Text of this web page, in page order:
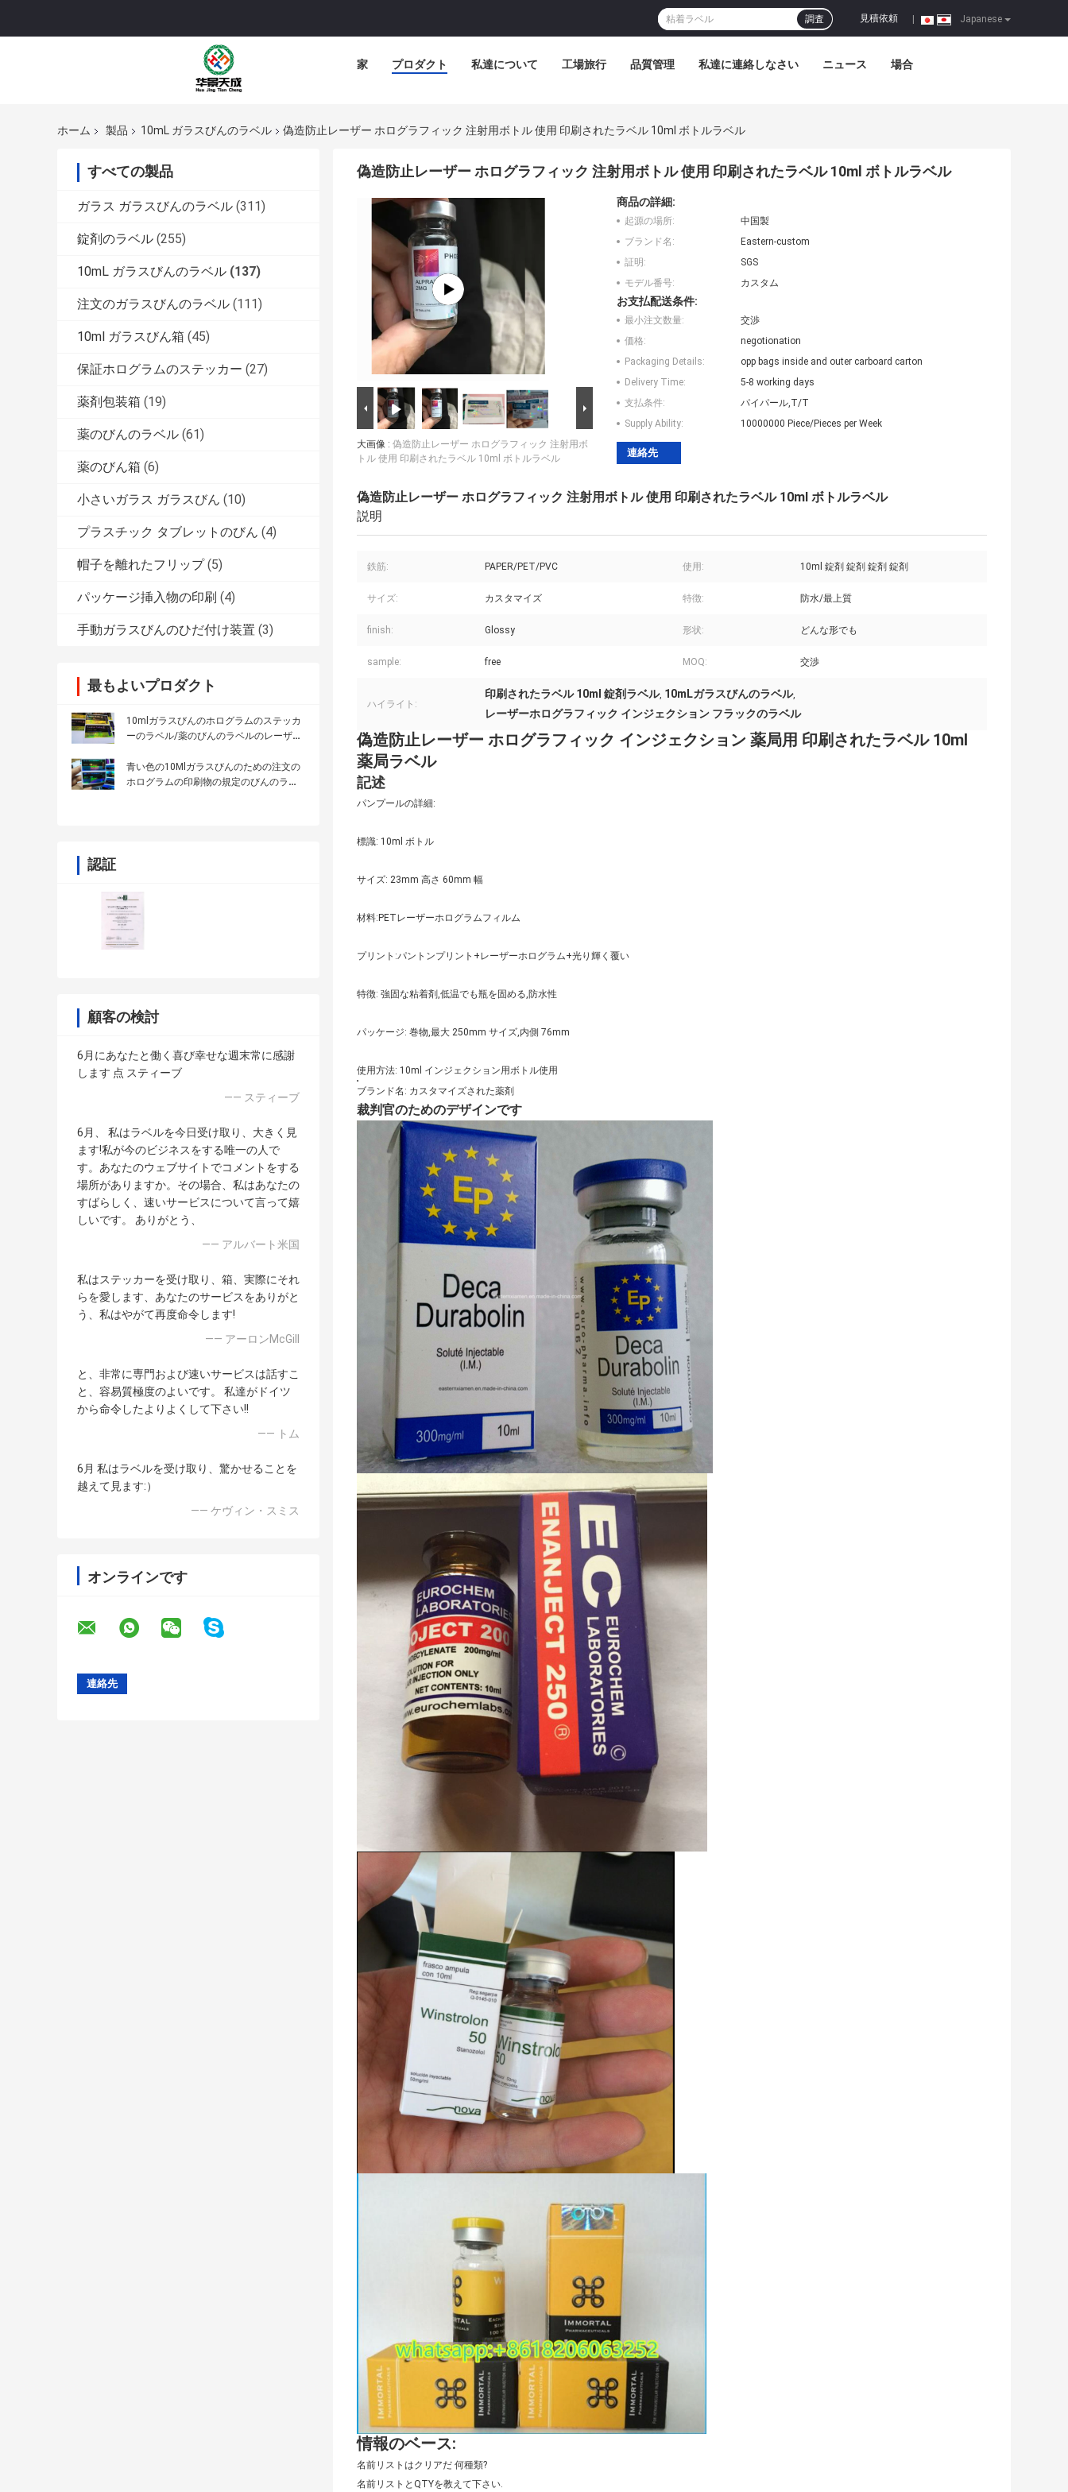
Japanese
見積依頼
調査
家 プロダクト 私達について 工場旅行 品質管理 私達に連絡しなさい ニュース 場合
ホーム 製品 10mL ガラスびんのラベル 偽造防止レーザー ホログラフィック 注射用ボトル 使用 印刷されたラベル 10ml ボトルラベル
すべての製品
ガラス ガラスびんのラベル (311)
錠剤のラベル (255)
10mL ガラスびんのラベル (137)
注文のガラスびんのラベル (111)
10ml ガラスびん箱 (45)
保証ホログラムのステッカー (27)
薬剤包装箱 (19)
薬のびんのラベル (61)
薬のびん箱 (6)
小さいガラス ガラスびん (10)
プラスチック タブレットのびん (4)
帽子を離れたフリップ (5)
パッケージ挿入物の印刷 (4)
手動ガラスびんのひだ付け装置 (3)
最もよいプロダクト
10mlガラスびんのホログラムのステッカ
ーのラベル/薬のびんのラベルのレーザー
青い色の10Mlガラスびんのための注文の
ホログラムの印刷物の規定のびんのラベ
認証
顧客の検討
6月にあなたと働く喜び幸せな週末常に感謝
します 点 スティーブ
—— スティーブ
6月、 私はラベルを今日受け取り、大きく見
ます!私が今のビジネスをする唯一の人で
す。あなたのウェブサイトでコメントをする
場所がありますか。その場合、私はあなたの
すばらしく、速いサービスについて言って嬉
しいです。 ありがとう、
—— アルバート米国
私はステッカーを受け取り、箱、実際にそれ
らを愛します、あなたのサービスをありがと
う、私はやがて再度命令します!
—— アーロンMcGill
と、非常に専門および速いサービスは話すこ
と、容易質極度のよいです。 私達がドイツ
から命令したよりよくして下さい!!
—— トム
6月 私はラベルを受け取り、驚かせることを
越えて見ます:）
—— ケヴィン・スミス
オンラインです
偽造防止レーザー ホログラフィック 注射用ボトル 使用 印刷されたラベル 10ml ボトルラベル
大画像 : 偽造防止レーザー ホログラフィック 注射用ボ
トル 使用 印刷されたラベル 10ml ボトルラベル
商品の詳細:
起源の場所:
中国製
ブランド名:
Eastern-custom
証明:
SGS
モデル番号:
カスタム
お支払配送条件:
最小注文数量:
交渉
価格:
negotionation
Packaging Details:
opp bags inside and outer carboard carton
Delivery Time:
5-8 working days
支払条件:
パイパール,T/T
Supply Ability:
10000000 Piece/Pieces per Week
連絡先
偽造防止レーザー ホログラフィック 注射用ボトル 使用 印刷されたラベル 10ml ボトルラベル
説明
鉄筋: PAPER/PET/PVC 使用: 10ml 錠剤 錠剤 錠剤 錠剤
サイズ: カスタマイズ 特徴: 防水/最上質
finish: Glossy 形状: どんな形でも
sample: free MOQ: 交渉
ハイライト:
印刷されたラベル 10ml 錠剤ラベル, 10mLガラスびんのラベル,
レーザーホログラフィック インジェクション フラックのラベル
偽造防止レーザー ホログラフィック インジェクション 薬局用 印刷されたラベル 10ml
薬局ラベル
記述
パンプールの詳細:
標識: 10ml ボトル
サイズ: 23mm 高さ 60mm 幅
材料:PETレーザーホログラムフィルム
プリント:パントンプリント+レーザーホログラム+光り輝く覆い
特徴: 強固な粘着剤,低温でも瓶を固める,防水性
パッケージ: 巻物,最大 250mm サイズ,内側 76mm
使用方法: 10ml インジェクション用ボトル使用
ブランド名: カスタマイズされた薬剤
裁判官のためのデザインです
情報のベース:
名前リストはクリアだ 何種類?
名前リストとQTYを教えて下さい.